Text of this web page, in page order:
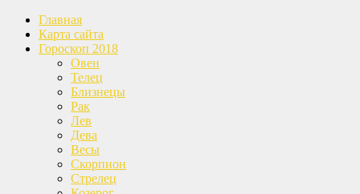
Главная
Карта сайта
Гороскоп 2018
Овен
Телец
Близнецы
Рак
Лев
Дева
Весы
Скорпион
Стрелец